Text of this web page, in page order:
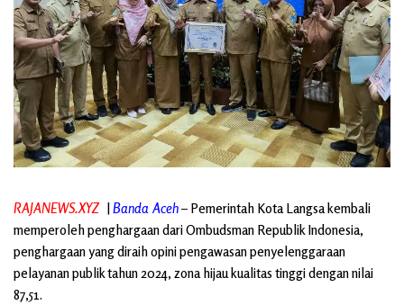
RAJANEWS.XYZ |Banda Aceh– Pemerintah Kota Langsa kembali
memperoleh penghargaan dari Ombudsman Republik Indonesia,
penghargaan yang diraih opini pengawasan penyelenggaraan
pelayanan publik tahun 2024, zona hijau kualitas tinggi dengan nilai
87,51.